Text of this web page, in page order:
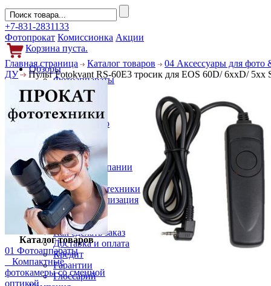
+7-831-2831133
Фотопрокат Комиссионка Акции
Корзина пуста.
Обзоры
Фотоаппараты
Объективы
Фильтры
Новости
Фото и видео
Гаджеты
Аксессуары
Слухи
Новости компании
Услуги
Прокат фототехники
Выкуп и реализация
Покупателям
Акции
Как сделать заказ
Доставка и оплата
Кредит
Гарантии
Глоссарий
Главная страница Каталог товаров
04 Аксессуары для фото
ДУ
Пульт Fotokvant RS-60E3 тросик для EOS 60D/ 6xxD/ 5xx
Каталог товаров
01 Фотоаппараты
Компактные
фотокамеры со сменной
оптикой